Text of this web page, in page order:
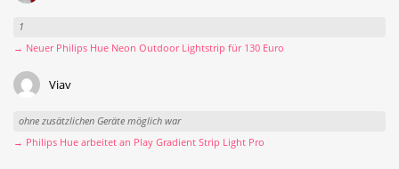
1
→ Neuer Philips Hue Neon Outdoor Lightstrip für 130 Euro
Viav
ohne zusätzlichen Geräte möglich war
→ Philips Hue arbeitet an Play Gradient Strip Light Pro